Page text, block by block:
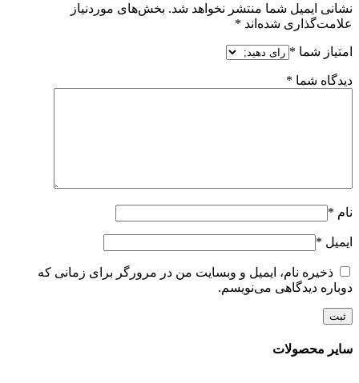
نشانی ایمیل شما منتشر نخواهد شد. بخش‌های موردنیاز
علامت‌گذاری شده‌اند *
امتیاز شما *
دیدگاه شما *
نام *
ایمیل *
ذخیره نام، ایمیل و وبسایت من در مرورگر برای زمانی که
دوباره دیدگاهی می‌نویسم.
سایر محصولات